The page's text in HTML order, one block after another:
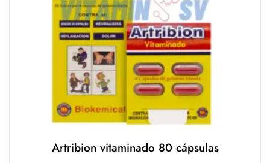
Artribion vitaminado 80 cápsulas